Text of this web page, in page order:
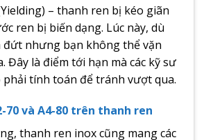
– thanh ren bị kéo giãn
ren bị biến dạng. Lúc này, dù
nhưng bạn không thể vặn
Đây là điểm tới hạn mà các kỹ sư
tính toán để tránh vượt qua.
70 và A4-80 trên thanh ren
thanh ren inox cũng mang các